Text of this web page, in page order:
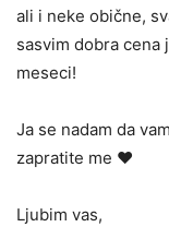
ali i neke obične,
sasvim dobra
meseci!
Ja se nadam da
zapratite me ♥
Ljubim vas,